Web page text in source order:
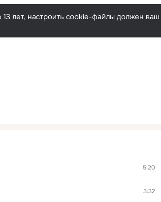
лет, настроить cookie-файлы должен ваш
5:20
3:32